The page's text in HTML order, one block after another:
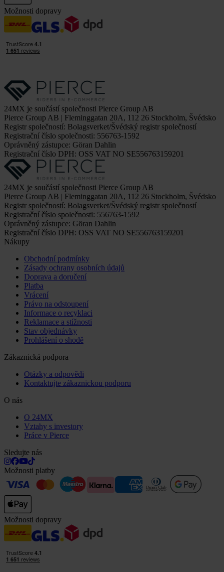
Možnosti dopravy
24MX je součástí společnosti Pierce Group AB
Pierce Group AB | Fleminggatan 20A, 112 26 Stockholm, Švédsko
Registr společností: Bolagsverket/Švédský registr společností
Registrační číslo společnosti: 556763-1592
Oprávněný zástupce: Göran Dahlin
Registrační číslo DPH: OSS VAT NO SE556763159201
24MX je součástí společnosti Pierce Group AB
Pierce Group AB | Fleminggatan 20A, 112 26 Stockholm, Švédsko
Registr společností: Bolagsverket/Švédský registr společností
Registrační číslo společnosti: 556763-1592
Oprávněný zástupce: Göran Dahlin
Registrační číslo DPH: OSS VAT NO SE556763159201
Nákupy
Obchodní podmínky
Zásady ochrany osobních údajů
Doprava a doručení
Platba
Vrácení
Právo na odstoupení
Informace o recyklaci
Reklamace a stížnosti
Stav objednávky
Prohlášení o shodě
Zákaznická podpora
Otázky a odpovědi
Kontaktujte zákaznickou podporu
O nás
O 24MX
Vztahy s investory
Práce v Pierce
Sledujte nás
Možnosti platby
Možnosti dopravy